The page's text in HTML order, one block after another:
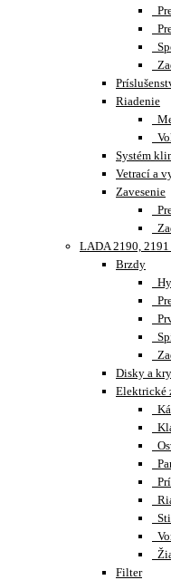
Riadenie
Systém
Vetrací a
Zavesenie
LADA 2190, 2191
Brzdy
Disky a
Elektrické
Filter